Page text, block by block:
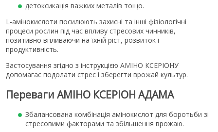
детоксикація важких металів тощо.
L-амінокислоти посилюють захисні та інші фізіологічні
процеси рослин під час впливу стресових чинників,
позитивно впливаючи на їхній ріст, розвиток і
продуктивність.
Застосування згідно з інструкцією АМІНО КСЕРІОНУ
допомагає подолати стрес і зберегти врожай культур.
Переваги АМІНО КСЕРІОН АДАМА
Збалансована комбінація амінокислот для боротьби зі
стресовими факторами та збільшення врожаю.